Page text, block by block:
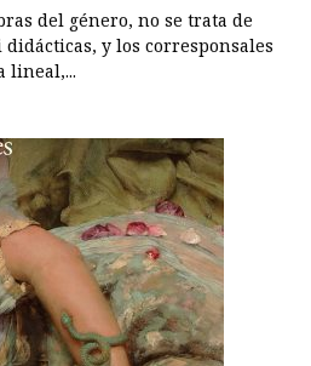
del género, no se trata de
y los corresponsales
lineal,...